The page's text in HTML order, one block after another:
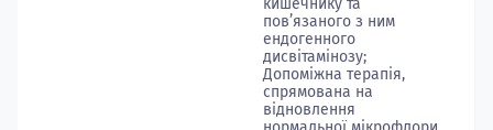
пов’язаного з ним
ендогенного
дисвітамінозу;
Допоміжна терапія,
спрямована на
відновлення